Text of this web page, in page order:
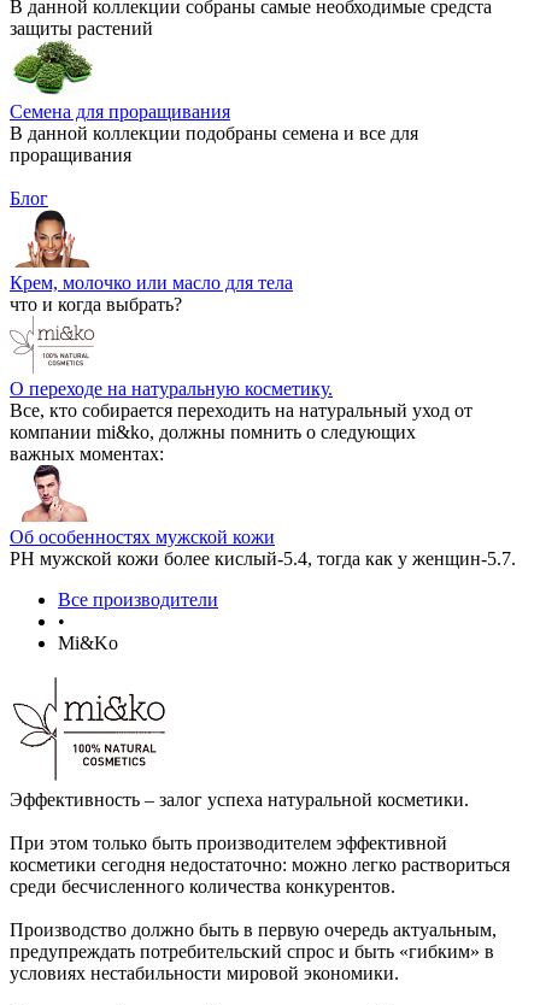
В данной коллекции собраны самые необходимые средста
защиты растений
Семена для проращивания
В данной коллекции подобраны семена и все для
проращивания
Блог
Крем, молочко или масло для тела
что и когда выбрать?
О переходе на натуральную косметику.
Все, кто собирается переходить на натуральный уход от
компании mi&ko, должны помнить о следующих
важных моментах:
Об особенностях мужской кожи
РН мужской кожи более кислый-5.4, тогда как у женщин-5.7.
Все производители
•
Mi&Ko
Эффективность – залог успеха натуральной косметики.
При этом только быть производителем эффективной
косметики сегодня недостаточно: можно легко раствориться
среди бесчисленного количества конкурентов.
Производство должно быть в первую очередь актуальным,
предупреждать потребительский спрос и быть «гибким» в
условиях нестабильности мировой экономики.